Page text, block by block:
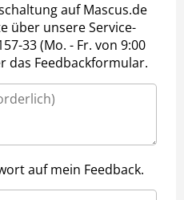
auf Mascus.de
über unsere Service-
33 (Mo. - Fr. von 9:00
das Feedbackformular.
auf mein Feedback.